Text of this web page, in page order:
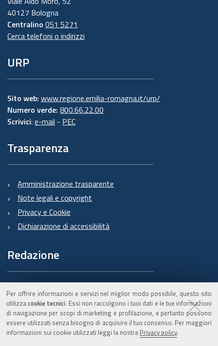
Per offrire informazioni e servizi nel miglior modo possibile, questo sito
utilizzacookie tecnici. Essi non raccolgono i tuoi dati e le tue informazioni
di navigazione per scopi di marketing e profilazione, e pertanto possono
essere utilizzati senza bisogno di acquisire il tuo consenso. Per maggiori
informazioni sui cookie utilizzati leggi la nostra Privacy policy.
40127 Bologna
Centralino 051 5271
Cerca telefoni o indirizzi
URP
Sito web: www.regione.emilia-romagna.it/urp/
Numero verde: 800.66.22.00
Scrivici: e-mail - PEC
Trasparenza
Amministrazione trasparente
Note legali e copyright
Privacy e Cookie
Dichiarazione di accessibilità
Redazione
Informazioni sul Burert
e contatti